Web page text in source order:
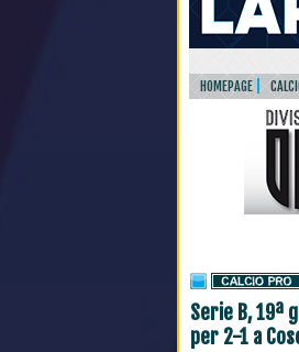
HOMEPAGE
Serie B, 19ª
per 2-1 a